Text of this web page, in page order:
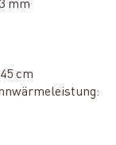
mm
cm